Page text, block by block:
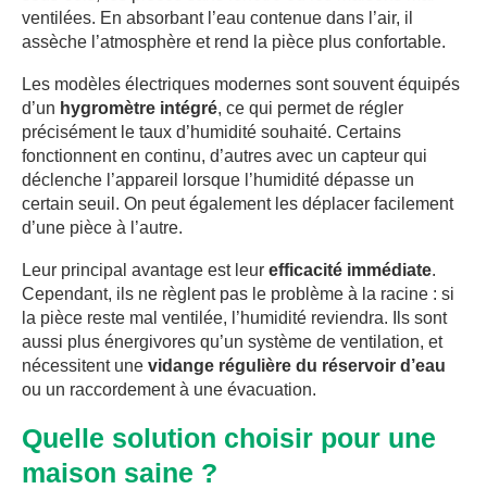
ventilées. En absorbant l’eau contenue dans l’air, il
assèche l’atmosphère et rend la pièce plus confortable.
Les modèles électriques modernes sont souvent équipés
d’un hygromètre intégré, ce qui permet de régler
précisément le taux d’humidité souhaité. Certains
fonctionnent en continu, d’autres avec un capteur qui
déclenche l’appareil lorsque l’humidité dépasse un
certain seuil. On peut également les déplacer facilement
d’une pièce à l’autre.
Leur principal avantage est leur efficacité immédiate.
Cependant, ils ne règlent pas le problème à la racine : si
la pièce reste mal ventilée, l’humidité reviendra. Ils sont
aussi plus énergivores qu’un système de ventilation, et
nécessitent une vidange régulière du réservoir d’eau
ou un raccordement à une évacuation.
Quelle solution choisir pour une
maison saine ?